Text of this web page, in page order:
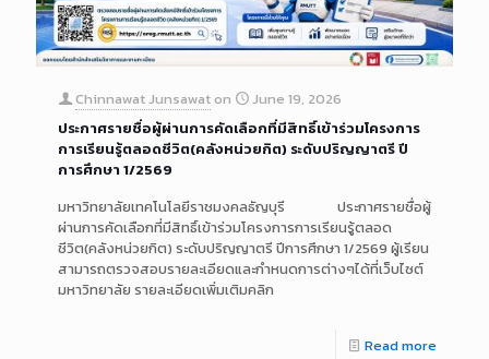
Chinnawat Junsawat on
June 19, 2026
ประกาศรายชื่อผู้ผ่านการคัดเลือกที่มีสิทธิ์เข้าร่วมโครงการ
การเรียนรู้ตลอดชีวิต(คลังหน่วยกิต) ระดับปริญญาตรี ปี
การศึกษา 1/2569
มหาวิทยาลัยเทคโนโลยีราชมงคลธัญบุรี ประกาศรายชื่อผู้
ผ่านการคัดเลือกที่มีสิทธิ์เข้าร่วมโครงการการเรียนรู้ตลอด
ชีวิต(คลังหน่วยกิต) ระดับปริญญาตรี ปีการศึกษา 1/2569 ผู้เรียน
สามารถตรวจสอบรายละเอียดและกำหนดการต่างๆได้ที่เว็บไซต์
มหาวิทยาลัย รายละเอียดเพิ่มเติมคลิก
Read more